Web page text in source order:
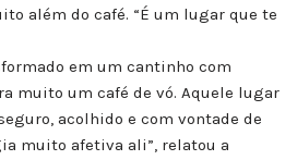
além do café. “É um lugar que te
em um cantinho com
muito um café de vó. Aquele lugar
acolhido e com vontade de
muito afetiva ali”, relatou a